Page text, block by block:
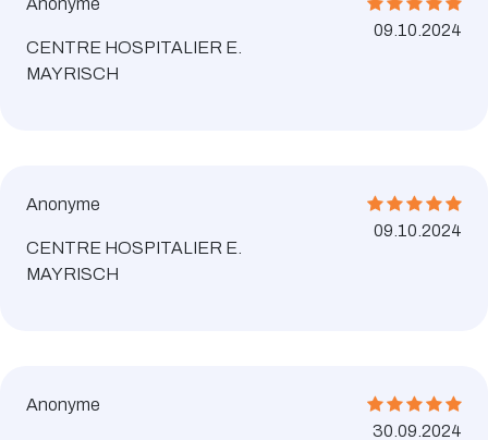
CENTRE HOSPITALIER E.
MAYRISCH
09.10.2024
Anonyme
CENTRE HOSPITALIER E.
MAYRISCH
09.10.2024
Anonyme
30.09.2024